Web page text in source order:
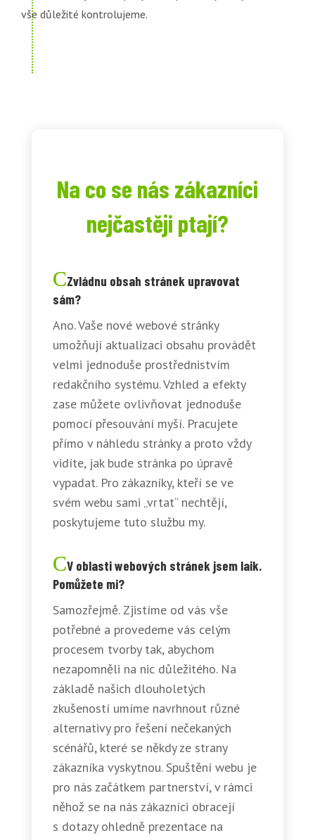
vše důležité kontrolujeme.
Na co se nás zákazníci
nejčastěji ptají?
Zvládnu obsah stránek upravovat
sám?
Ano. Vaše nové webové stránky
umožňují aktualizaci obsahu provádět
velmi jednoduše prostřednistvím
redakčního systému. Vzhled a efekty
zase můžete ovlivňovat jednoduše
pomocí přesouvání myší. Pracujete
přímo v náhledu stránky a proto vždy
vidíte, jak bude stránka po úpravě
vypadat. Pro zákazníky, kteří se ve
svém webu sami „vrtat“ nechtějí,
poskytujeme tuto službu my.
V oblasti webových stránek jsem laik.
Pomůžete mi?
Samozřejmě. Zjistíme od vás vše
potřebné a provedeme vás celým
procesem tvorby tak, abychom
nezapomněli na nic důležitého. Na
základě našich dlouholetých
zkušeností umíme navrhnout různé
alternativy pro řešení nečekaných
scénářů, které se někdy ze strany
zákazníka vyskytnou. Spuštění webu je
pro nás začátkem partnerství, v rámci
něhož se na nás zákazníci obracejí
s dotazy ohledně prezentace na